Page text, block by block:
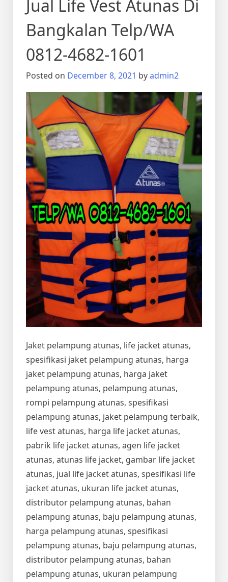
Jual Life Vest Atunas Di
Bangkalan Telp/WA
0812-4682-1601
Posted on December 8, 2021 byadmin2
Jaket pelampung atunas, life jacket atunas,
spesifikasi jaket pelampung atunas, harga
jaket pelampung atunas, harga jaket
pelampung atunas, pelampung atunas,
rompi pelampung atunas, spesifikasi
pelampung atunas, jaket pelampung terbaik,
life vest atunas, harga life jacket atunas,
pabrik life jacket atunas, agen life jacket
atunas, atunas life jacket, gambar life jacket
atunas, jual life jacket atunas, spesifikasi life
jacket atunas, ukuran life jacket atunas,
distributor pelampung atunas, bahan
pelampung atunas, baju pelampung atunas,
harga pelampung atunas, spesifikasi
pelampung atunas, baju pelampung atunas,
distributor pelampung atunas, bahan
pelampung atunas, ukuran pelampung